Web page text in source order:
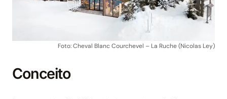
Foto: Cheval Blanc Courchevel – La Ruche (Nicolas Ley)
Conceito